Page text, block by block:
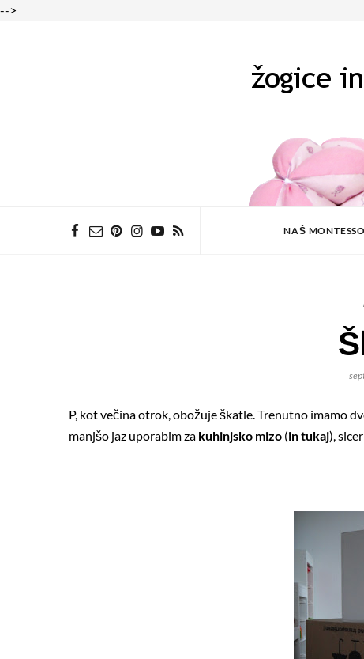
-->
NAŠ
P, kot večina otrok, obožuje škatle. Trenutno imamo
manjšo jaz uporabim za kuhinjsko mizo (in tukaj),